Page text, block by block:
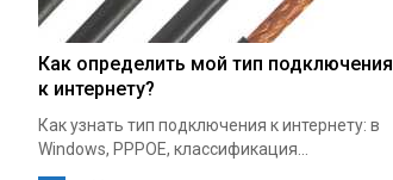
Как определить мой тип подключения
к интернету?
Как узнать тип подключения к интернету: в
Windows, PPPOE, классификация...